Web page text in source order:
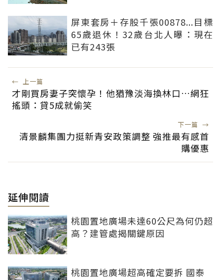
屏東套房＋存股千張00878...目標
65歲退休！32歲台北人曝：現在
已有243張
← 上一篇
才剛買房妻子突懷孕！他猶豫淡海換林口…網狂
搖頭：貸5成就偷笑
下一篇 →
清景麟集團力挺新青安政策調整 強推最有感首
購優惠
延伸閱讀
桃園置地廣場未達60公尺為何仍超
高？建管處揭關鍵原因
桃園置地廣場超高確定要拆 國泰